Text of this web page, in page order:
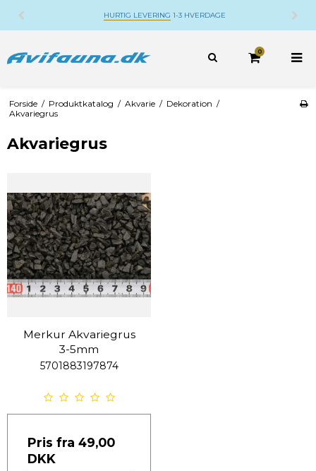
HURTIG LEVERING 1-3 HVERDAGE
0
Forside / Produktkatalog / Akvarie / Dekoration /
Akvariegrus
Akvariegrus
Merkur Akvariegrus
3-5mm
5701883197874
Pris fra 49,00
DKK